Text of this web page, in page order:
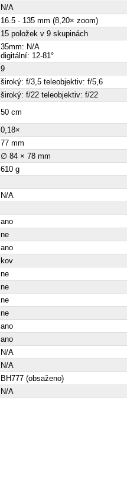
N/A
16.5 - 135 mm (8,20× zoom)
15 položek v 9 skupinách
35mm: N/A
digitální: 12-81°
9
široký: f/3,5 teleobjektiv: f/5,6
široký: f/22 teleobjektiv: f/22
50 cm
0,18×
77 mm
∅ 84 × 78 mm
610 g
N/A
ano
ne
ano
kov
ne
ne
ne
ne
ano
ano
N/A
N/A
BH777 (obsaženo)
N/A